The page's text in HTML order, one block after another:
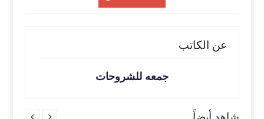
عن الكاتب
جمعه للشروحات
 